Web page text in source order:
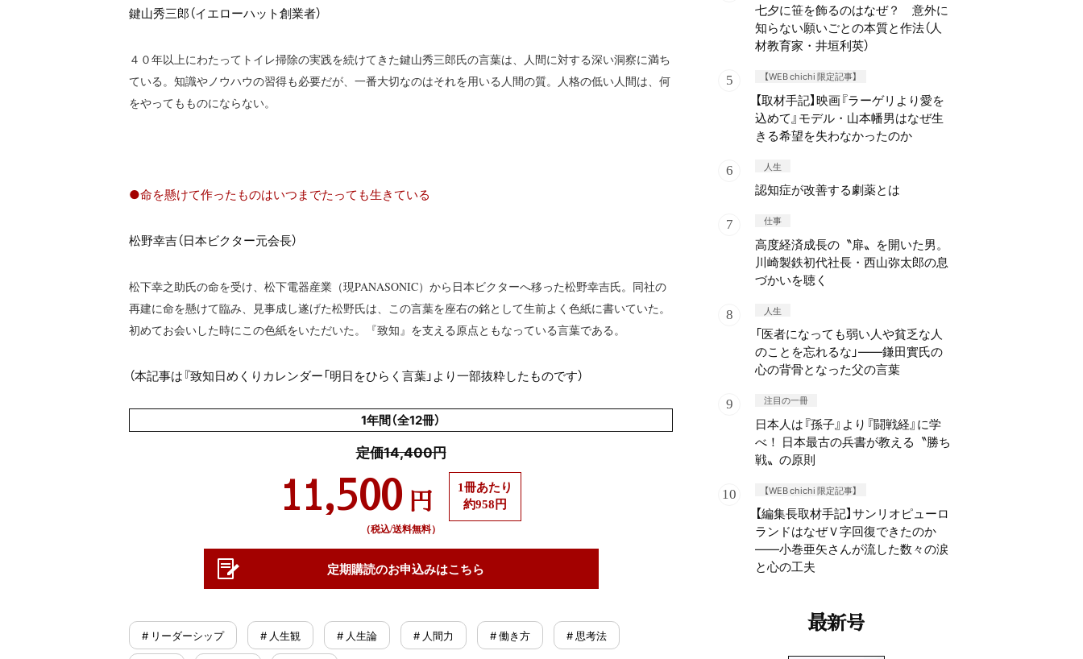
鍵山秀三郎（イエローハット創業者）
４０年以上にわたってトイレ掃除の実践を続けてきた鍵山秀三郎氏の言葉は、人間に対する深い洞察に満ち
ている。知識やノウハウの習得も必要だが、一番大切なのはそれを用いる人間の質。人格の低い人間は、何
をやってもものにならない。
●命を懸けて作ったものはいつまでたっても生きている
松野幸吉（日本ビクター元会長）
松下幸之助氏の命を受け、松下電器産業（現PANASONIC）から日本ビクターへ移った松野幸吉氏。同社の
再建に命を懸けて臨み、見事成し遂げた松野氏は、この言葉を座右の銘として生前よく色紙に書いていた。
初めてお会いした時にこの色紙をいただいた。『致知』を支える原点ともなっている言葉である。
（本記事は『致知日めくりカレンダー「明日をひらく言葉」より一部抜粋したものです）
1年間（全12冊）
定価14,400円
11,500 円
1冊あたり
約958円
（税込/送料無料）
定期購読のお申込みはこちら
# リーダーシップ # 人生観 # 人生論 # 人間力 # 働き方 # 思考法
七夕に笹を飾るのはなぜ？ 意外に
知らない願いごとの本質と作法（人
材教育家・井垣利英）
【WEB chichi 限定記事】
【取材手記】映画『ラーゲリより愛を
込めて』モデル・山本幡男はなぜ生
きる希望を失わなかったのか
人生
認知症が改善する劇薬とは
仕事
高度経済成長の〝扉〟を開いた男。
川崎製鉄初代社長・西山弥太郎の息
づかいを聴く
人生
「医者になっても弱い人や貧乏な人
のことを忘れるな」——鎌田實氏の
心の背骨となった父の言葉
注目の一冊
日本人は『孫子』より『闘戦経』に学
べ！ 日本最古の兵書が教える〝勝ち
戦〟の原則
【WEB chichi 限定記事】
【編集長取材手記】サンリオピューロ
ランドはなぜＶ字回復できたのか
——小巻亜矢さんが流した数々の涙
と心の工夫
最新号